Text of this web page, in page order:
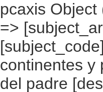
pcaxis Object ( [axis_version] => [creation_date] => 20080709 [note] => [subject_area] => Características de los inmigrantes [subject_code] => 04 [matrix] => 04014 [title] => Inmigrantes por continentes y países más representados, según lugar de residencia del padre [description] => [contents] => Inmigrantes [units] => inmigrantes [stub] => Array ( [0] => origen del inmigrante ) [heading] => Array ( [0] => lugar de residencia del padre ) [prestext] => [values] => Array ( [:www.ine.es tel: " "+34 91 5839100 "; VALUES("origen del inmigrante] => Array ( [0] => Total [1] => PAÍSES EUROPEOS SIN ESPAÑA [2] => UE 27 SIN ESPAÑA [3] => Reino Unido [4] => Alemania [5] => Rumanía y Bulgaria [6] => Resto UE 27 sin España [7] => Resto